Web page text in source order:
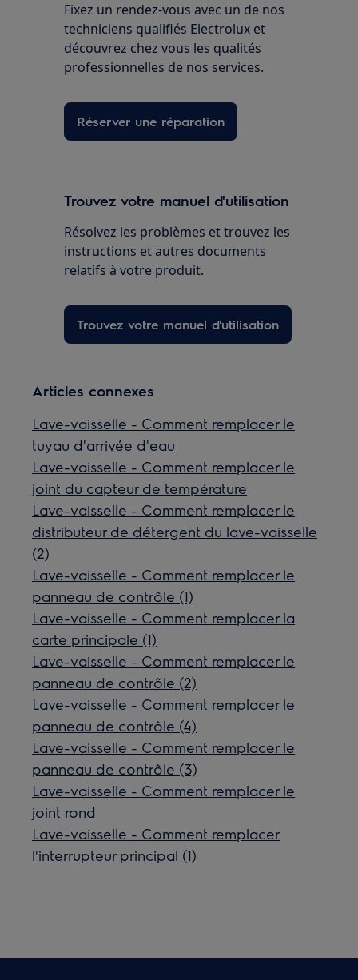
Fixez un rendez-vous avec un de nos
techniciens qualifiés Electrolux et
découvrez chez vous les qualités
professionnelles de nos services.
Réserver une réparation
Trouvez votre manuel d'utilisation
Résolvez les problèmes et trouvez les
instructions et autres documents
relatifs à votre produit.
Trouvez votre manuel d'utilisation
Articles connexes
Lave-vaisselle - Comment remplacer le
tuyau d'arrivée d'eau
Lave-vaisselle - Comment remplacer le
joint du capteur de température
Lave-vaisselle - Comment remplacer le
distributeur de détergent du lave-vaisselle
(2)
Lave-vaisselle - Comment remplacer le
panneau de contrôle (1)
Lave-vaisselle - Comment remplacer la
carte principale (1)
Lave-vaisselle - Comment remplacer le
panneau de contrôle (2)
Lave-vaisselle - Comment remplacer le
panneau de contrôle (4)
Lave-vaisselle - Comment remplacer le
panneau de contrôle (3)
Lave-vaisselle - Comment remplacer le
joint rond
Lave-vaisselle - Comment remplacer
l'interrupteur principal (1)